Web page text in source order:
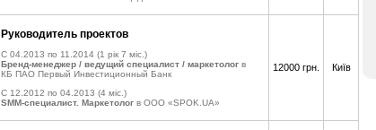
Руководитель проектов
C 04.2013 по 11.2014 (1 рік 7 міс.)
Бренд-менеджер / ведущий специалист / маркетолог в
КБ ПАО Первый Инвестиционный Банк
C 12.2012 по 04.2013 (4 міс.)
SMM-специалист. Маркетолог в ООО «SPOK.UA»
12000 грн. Київ